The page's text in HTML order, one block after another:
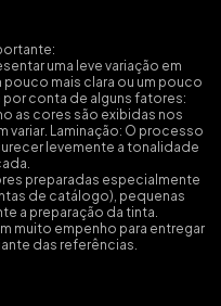
uma leve variação em
mais clara ou um pouco
por conta de alguns fatores:
as cores são exibidas nos
Laminação: O processo
levemente a tonalidade
preparadas especialmente
de catálogo), pequenas
a preparação da tinta.
muito empenho para entregar
das referências.